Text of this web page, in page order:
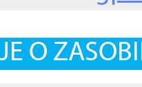
O